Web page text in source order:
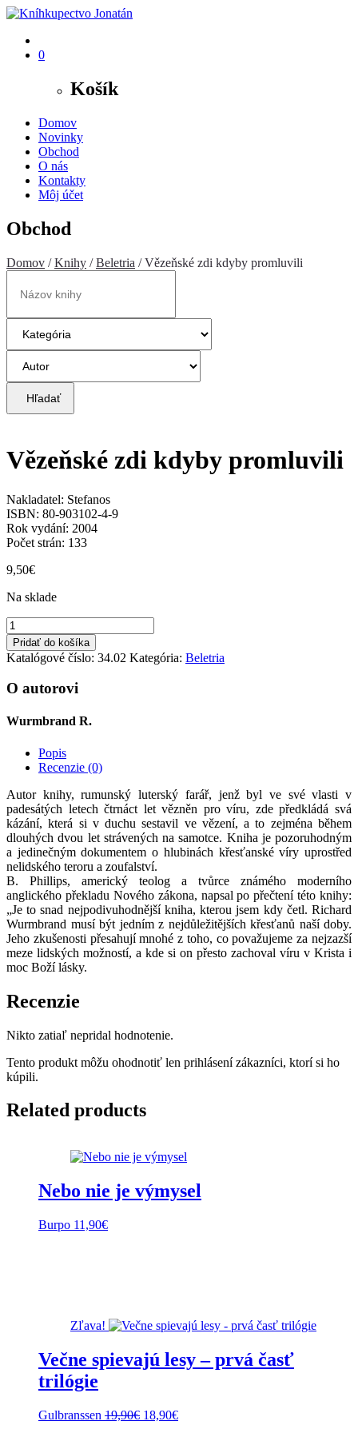
0
Košík
Domov
Novinky
Obchod
O nás
Kontakty
Môj účet
Obchod
Domov /Knihy /Beletria / Vězeňské zdi kdyby promluvili
Hľadať
Vězeňské zdi kdyby promluvili
Nakladatel: Stefanos
ISBN: 80-903102-4-9
Rok vydání: 2004
Počet strán: 133
9,50€
Na sklade
množstvo
Vězeňské
zdi
kdyby
promluvili
Pridať do košíka
Katalógové číslo: 34.02 Kategória: Beletria
O autorovi
Wurmbrand R.
Popis
Recenzie (0)
Autor knihy, rumunský luterský farář, jenž byl ve své vlasti v
padesátých letech čtrnáct let vězněn pro víru, zde předkládá svá
kázání, která si v duchu sestavil ve vězení, a to zejména během
dlouhých dvou let strávených na samotce. Kniha je pozoruhodným
a jedinečným dokumentem o hlubinách křesťanské víry uprostřed
nelidského teroru a zoufalství.
B. Phillips, americký teolog a tvůrce známého moderního
anglického překladu Nového zákona, napsal po přečtení této knihy:
„Je to snad nejpodivuhodnější kniha, kterou jsem kdy četl. Richard
Wurmbrand musí být jedním z nejdůležitějších křesťanů naší doby.
Jeho zkušenosti přesahují mnohé z toho, co považujeme za nejzazší
meze lidských možností, a kde si on přesto zachoval víru v Krista i
moc Boží lásky.
Recenzie
Nikto zatiaľ nepridal hodnotenie.
Tento produkt môžu ohodnotiť len prihlásení zákazníci, ktorí si ho
kúpili.
Related products
Nebo nie je výmysel
Burpo 11,90€
Zľava!
Večne spievajú lesy – prvá časť
trilógie
Gulbranssen 19,90€ Pôvodná
18,90€Aktuálna